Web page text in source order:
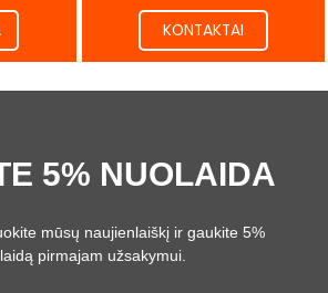
KONTAKTAI
5% NUOLAIDA
mūsų naujienlaiškį ir gaukite 5%
pirmajam užsakymui.